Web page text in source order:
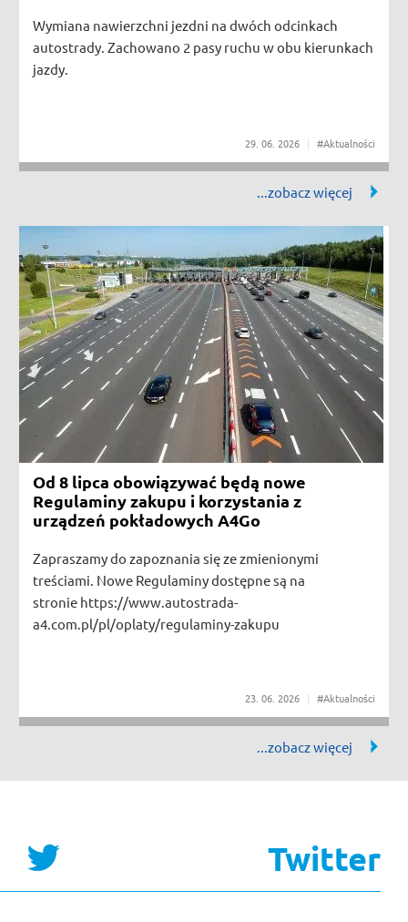
Wymiana nawierzchni jezdni na dwóch odcinkach
autostrady. Zachowano 2 pasy ruchu w obu kierunkach
jazdy.
29 06 2026 #Aktualności
Od 8 lipca obowiązywać będą nowe Regulaminy zakupu i korzystania z
Od 8 lipca obowiązywać będą nowe
Regulaminy zakupu i korzystania z
urządzeń pokładowych A4Go
Zapraszamy do zapoznania się ze zmienionymi
treściami. Nowe Regulaminy dostępne są na
stronie https://www.autostrada-
a4.com.pl/pl/oplaty/regulaminy-zakupu
23 06 2026 #Aktualności
Twitter